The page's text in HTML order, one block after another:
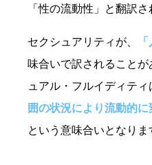
「性の流動性」と翻訳
セクシュアリティが、
味合いで訳されること
ュアル・フルイディティ
囲の状況により流動的に
という意味合いとなりま